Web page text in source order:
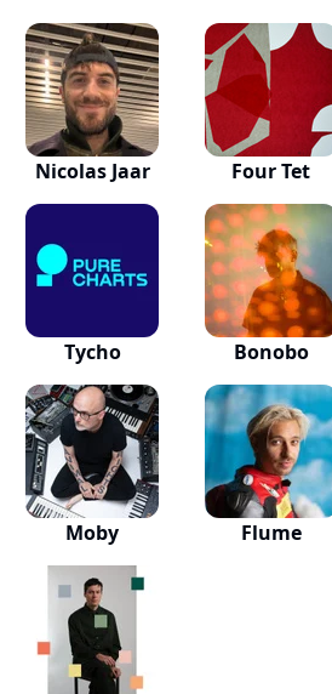
Nicolas Jaar Four Tet
Tycho Bonobo
Moby Flume